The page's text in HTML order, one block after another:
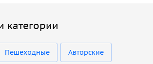
категории
Пешеходные Авторские